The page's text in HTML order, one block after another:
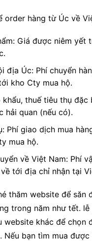
order hàng từ Úc về
Giá được niêm yết
địa Úc: Phí chuyển
kho Cty mua hộ.
khẩu, thuế tiêu thụ đặc
hải quan (nếu có).
Phí giao dịch mua
mua hộ.
về Việt Nam: Phí
tới địa chỉ nhận tại
thăm website để săn
trong năm như tết. lễ
website khác để chọn
Nếu bạn tìm mua được